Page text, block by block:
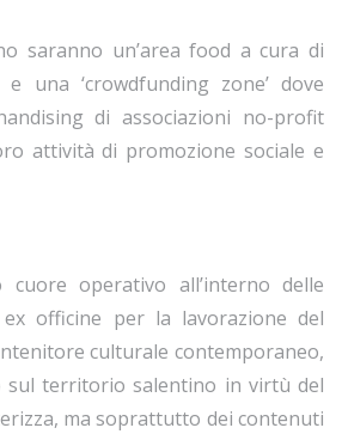
saranno un’area food a cura di
e una ‘crowdfunding zone’ dove
di associazioni no-profit
attività di promozione sociale e
operativo all’interno delle
ex officine per la lavorazione del
culturale contemporaneo,
sul territorio salentino in virtù del
ma soprattutto dei contenuti